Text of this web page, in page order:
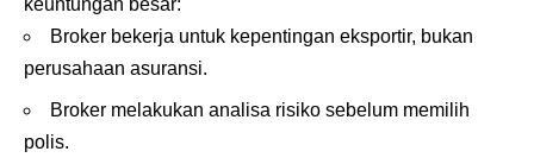
Broker bekerja untuk kepentingan eksportir, bukan
perusahaan asuransi.
Broker melakukan analisa risiko sebelum memilih
polis.